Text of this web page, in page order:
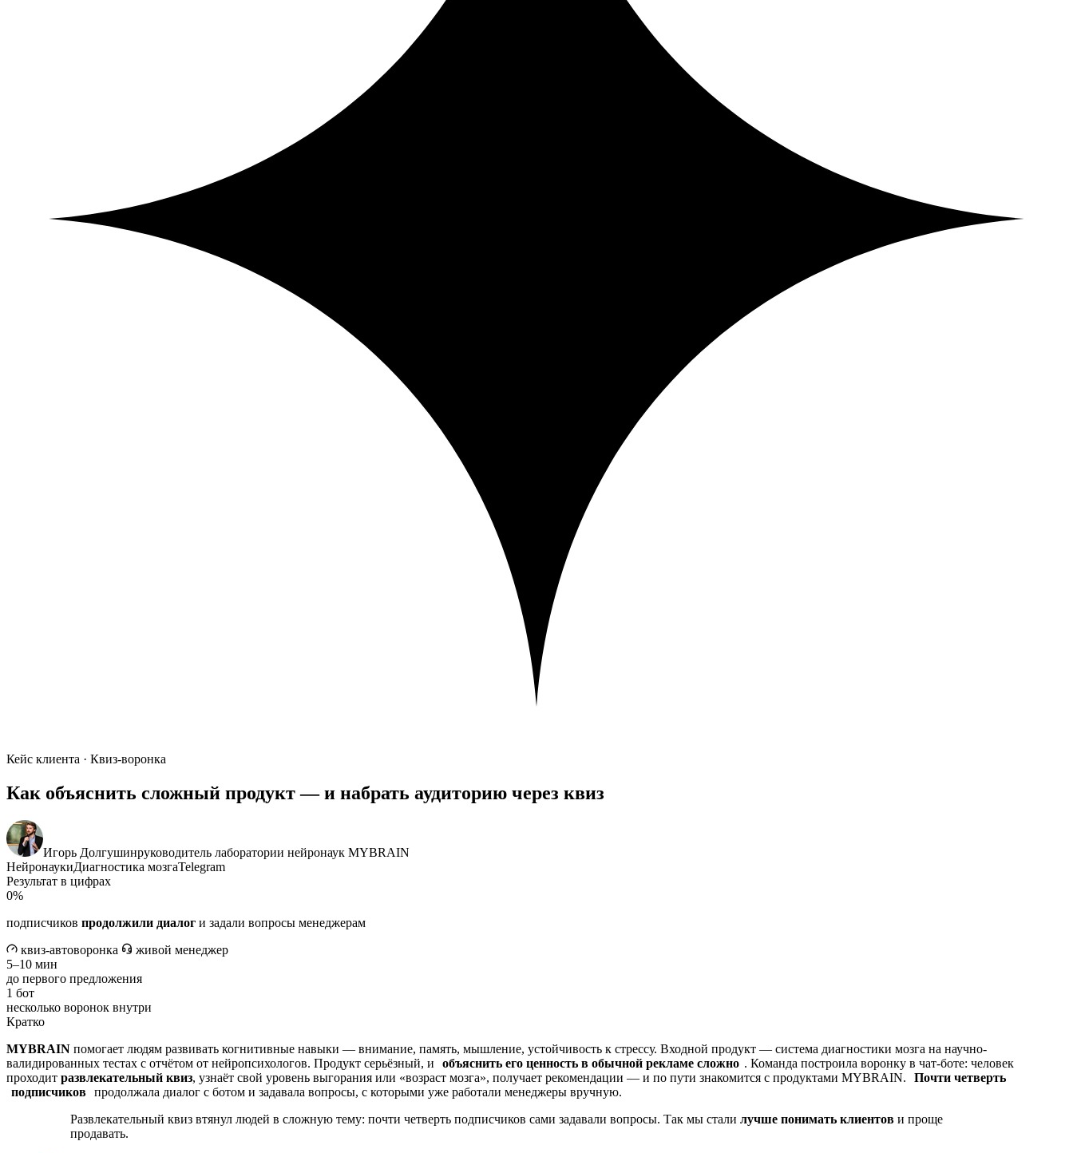
Кейс клиента · Квиз-воронка
Как объяснить сложный продукт — и набрать аудиторию через квиз
Игорь Долгушинруководитель лаборатории нейронаук MYBRAIN
НейронаукиДиагностика мозгаTelegram
Результат в цифрах
0%
подписчиков продолжили диалог и задали вопросы менеджерам
квиз-автоворонка
живой менеджер
5–10 мин
до первого предложения
1 бот
несколько воронок внутри
Кратко
MYBRAIN помогает людям развивать когнитивные навыки — внимание, память, мышление, устойчивость к стрессу. Входной продукт — система диагностики мозга на научно-
валидированных тестах с отчётом от нейропсихологов. Продукт серьёзный, и
объяснить его ценность в обычной рекламе сложно . Команда построила воронку в чат-боте: человек
проходит развлекательный квиз, узнаёт свой уровень выгорания или «возраст мозга», получает рекомендации — и по пути знакомится с продуктами MYBRAIN.
Почти четверть
подписчиков продолжала диалог с ботом и задавала вопросы, с которыми уже работали менеджеры вручную.
Развлекательный квиз втянул людей в сложную тему: почти четверть подписчиков сами задавали вопросы. Так мы стали лучше понимать клиентов и проще
продавать.